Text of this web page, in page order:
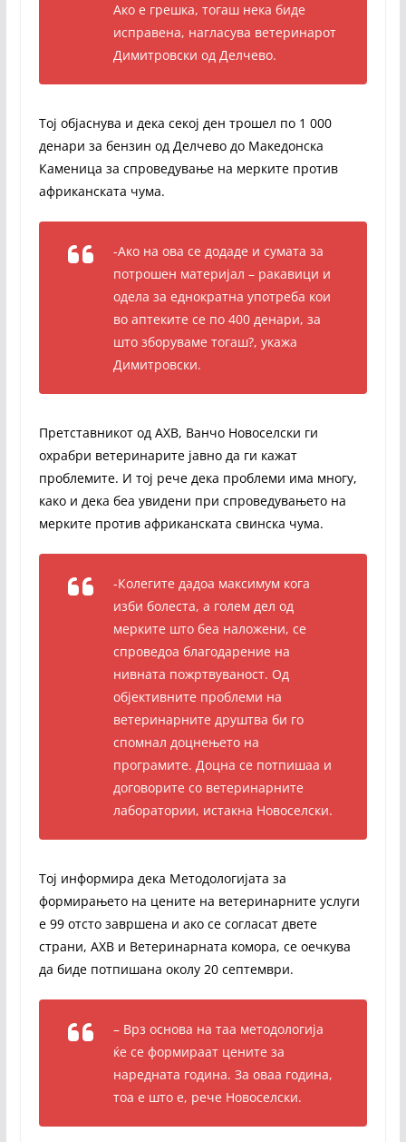
Ако е грешка, тогаш нека биде
исправена, нагласува ветеринарот
Димитровски од Делчево.
Тој објаснува и дека секој ден трошел по 1 000
денари за бензин од Делчево до Македонска
Каменица за спроведување на мерките против
африканската чума.
-Ако на ова се додаде и сумата за
потрошен материјал – ракавици и
одела за еднократна употреба кои
во аптеките се по 400 денари, за
што зборуваме тогаш?, укажа
Димитровски.
Претставникот од АХВ, Ванчо Новоселски ги
охрабри ветеринарите јавно да ги кажат
проблемите. И тој рече дека проблеми има многу,
како и дека беа увидени при спроведувањето на
мерките против африканската свинска чума.
-Колегите дадоа максимум кога
изби болеста, а голем дел од
мерките што беа наложени, се
спроведоа благодарение на
нивната пожртвуваност. Од
објективните проблеми на
ветеринарните друштва би го
спомнал доцнењето на
програмите. Доцна се потпишаа и
договорите со ветеринарните
лаборатории, истакна Новоселски.
Тој информира дека Методологијата за
формирањето на цените на ветеринарните услуги
е 99 отсто завршена и ако се согласат двете
страни, АХВ и Ветеринарната комора, се оечкува
да биде потпишана околу 20 септември.
– Врз основа на таа методологија
ќе се формираат цените за
наредната година. За оваа година,
тоа е што е, рече Новоселски.